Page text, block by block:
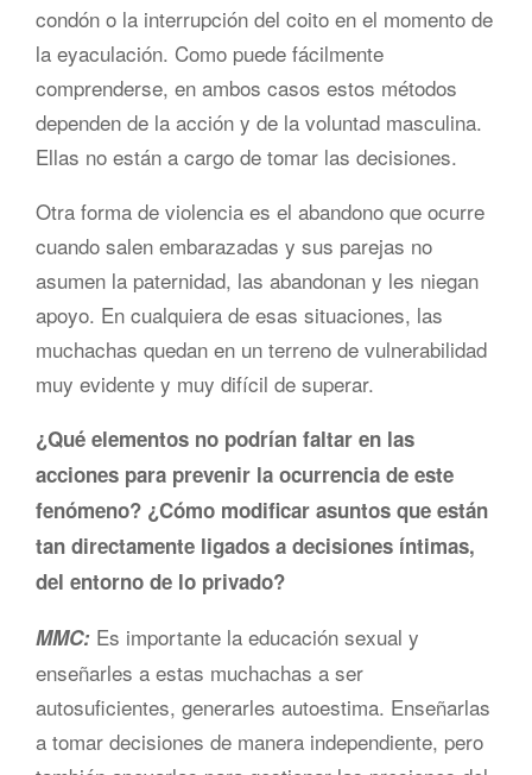
condón o la interrupción del coito en el momento de
la eyaculación. Como puede fácilmente
comprenderse, en ambos casos estos métodos
dependen de la acción y de la voluntad masculina.
Ellas no están a cargo de tomar las decisiones.
Otra forma de violencia es el abandono que ocurre
cuando salen embarazadas y sus parejas no
asumen la paternidad, las abandonan y les niegan
apoyo. En cualquiera de esas situaciones, las
muchachas quedan en un terreno de vulnerabilidad
muy evidente y muy difícil de superar.
¿Qué elementos no podrían faltar en las
acciones para prevenir la ocurrencia de este
fenómeno? ¿Cómo modificar asuntos que están
tan directamente ligados a decisiones íntimas,
del entorno de lo privado?
MMC: Es importante la educación sexual y
enseñarles a estas muchachas a ser
autosuficientes, generarles autoestima. Enseñarlas
a tomar decisiones de manera independiente, pero